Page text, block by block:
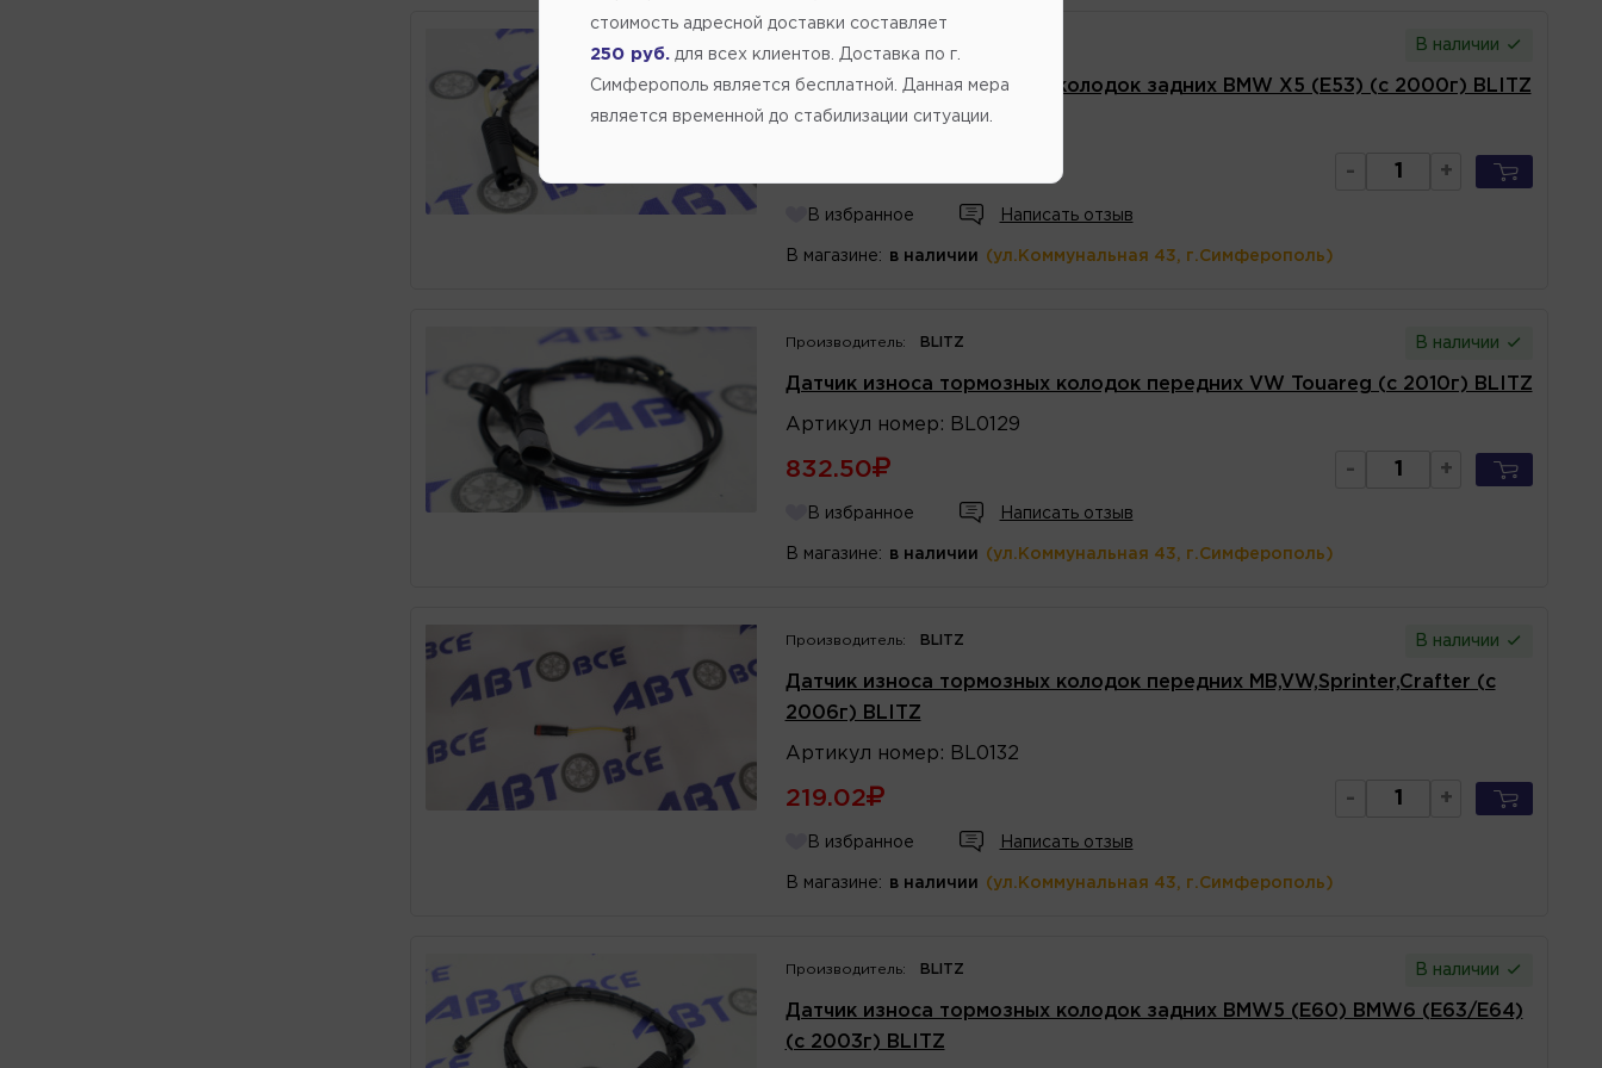
Производитель: В наличии
Датчик износа тормозных колодок задних BMW X5 (E53) (с 2000г) BLITZ
Артикулномер : BL0126
- +
В избранное Написать отзыв
В магазине: в наличии (ул.Коммунальная 43, г.Симферополь)
Производитель: BLITZ В наличии
Датчик износа тормозных колодок передних VW Touareg (с 2010г) BLITZ
Артикул номер : BL0129
832.50 - +
В избранное Написать отзыв
В магазине: в наличии (ул.Коммунальная 43, г.Симферополь)
Производитель: BLITZ В наличии
Датчик износа тормозных колодок передних MB,VW,Sprinter,Crafter (с
2006г) BLITZ
Артикул номер : BL0132
219.02 - +
В избранное Написать отзыв
В магазине: в наличии (ул.Коммунальная 43, г.Симферополь)
Производитель: BLITZ В наличии
Датчик износа тормозных колодок задних BMW5 (E60) BMW6 (E63/E64)
(с 2003г) BLITZ
стоимость адресной доставки составляет
250 руб. для всех клиентов. Доставка по г.
Симферополь является бесплатной. Данная мера
является временной до стабилизации ситуации.